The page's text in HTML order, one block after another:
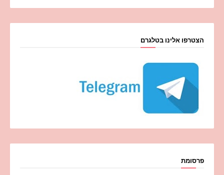
הצטרפו אלינו בטלגרם
פרסומת